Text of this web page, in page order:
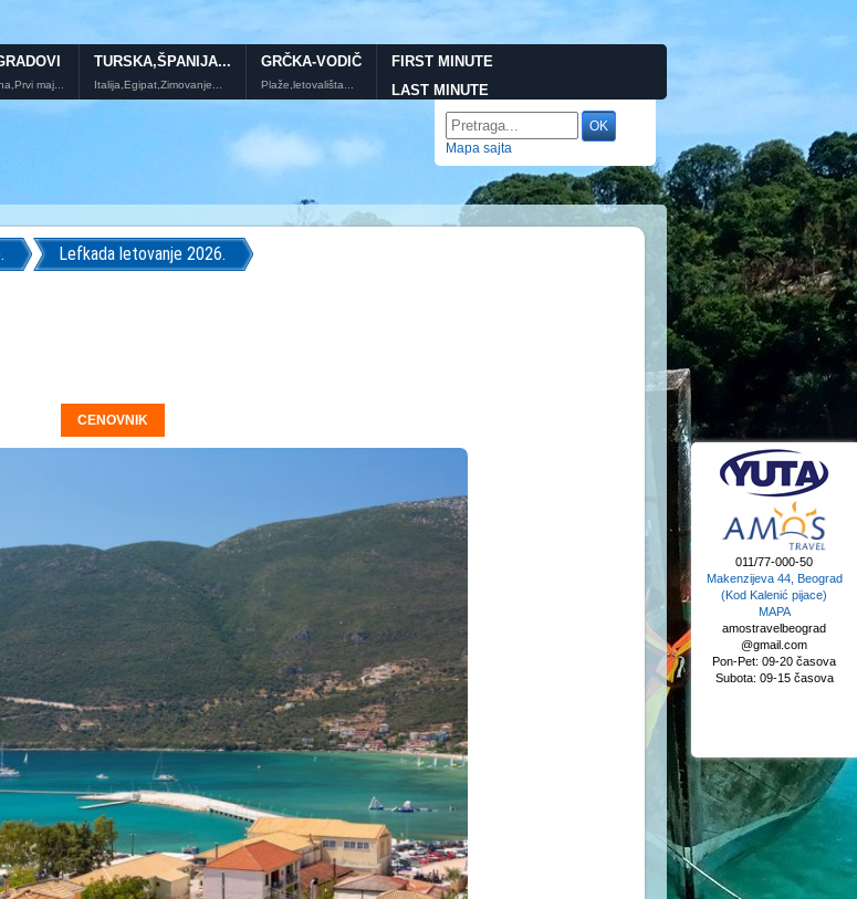
maj...
TURSKA,ŠPANIJA...
Italija,Egipat,Zimovanje...
GRČKA-VODIČ
Plaže,letovališta...
FIRST MINUTE
LAST MINUTE
Mapa sajta
Lefkada letovanje 2026.
CENOVNIK
011/77-000-50
Makenzijeva 44, Beograd
(Kod Kalenić pijace)
MAPA
amostravelbeograd
@gmail.com
Pon-Pet: 09-20 časova
Subota: 09-15 časova